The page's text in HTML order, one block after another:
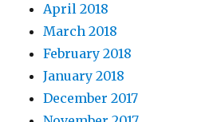
April 2018
March 2018
February 2018
January 2018
December 2017